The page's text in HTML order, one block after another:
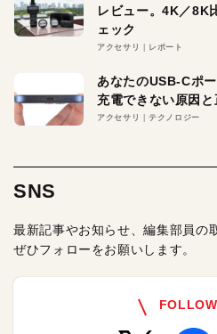
レビュー。4K／8K
ェック
アクセサリ レポート
あなたのUSB-Cポ
充電できない原因
アクセサリ テクノロジー
SNS
最新記事やお知らせ、編集部員の
ぜひフォローをお願いします。